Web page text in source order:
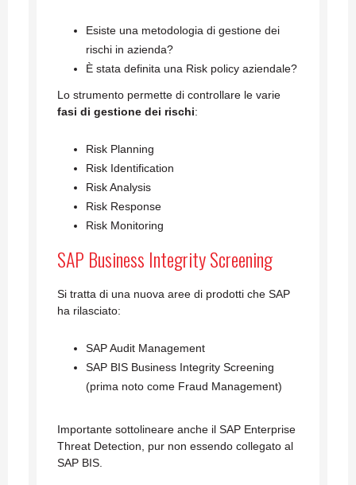
Esiste una metodologia di gestione dei
rischi in azienda?
È stata definita una Risk policy aziendale?
Lo strumento permette di controllare le varie
fasi di gestione dei rischi:
Risk Planning
Risk Identification
Risk Analysis
Risk Response
Risk Monitoring
SAP Business Integrity Screening
Si tratta di una nuova aree di prodotti che SAP
ha rilasciato:
SAP Audit Management
SAP BIS Business Integrity Screening
(prima noto come Fraud Management)
Importante sottolineare anche il SAP Enterprise
Threat Detection, pur non essendo collegato al
SAP BIS.